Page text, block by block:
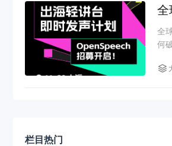
全
全
何
栏目热门